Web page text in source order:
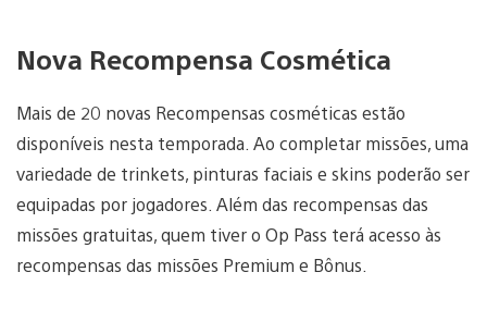
Nova Recompensa Cosmética
Mais de 20 novas Recompensas cosméticas estão
disponíveis nesta temporada. Ao completar missões, uma
variedade de trinkets, pinturas faciais e skins poderão ser
equipadas por jogadores. Além das recompensas das
missões gratuitas, quem tiver o Op Pass terá acesso às
recompensas das missões Premium e Bônus.